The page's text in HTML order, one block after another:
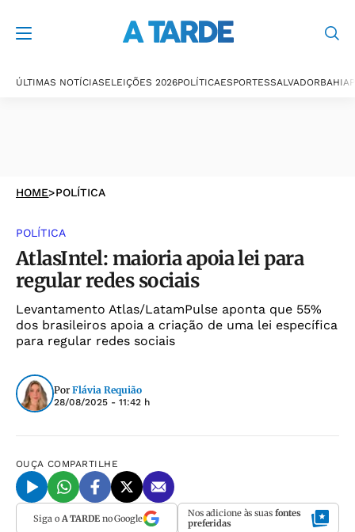
ÚLTIMAS NOTÍCIASELEIÇÕES 2026POLÍTICAESPORTESSALVADORBAHIA
HOME>POLÍTICA
POLÍTICA
AtlasIntel: maioria apoia lei para
regular redes sociais
Levantamento Atlas/LatamPulse aponta que 55%
dos brasileiros apoia a criação de uma lei específica
para regular redes sociais
Por Flávia Requião
28/08/2025 - 11:42 h
OUÇA COMPARTILHE
Siga o A TARDEno Google Nos adicione às suas fontes
preferidas